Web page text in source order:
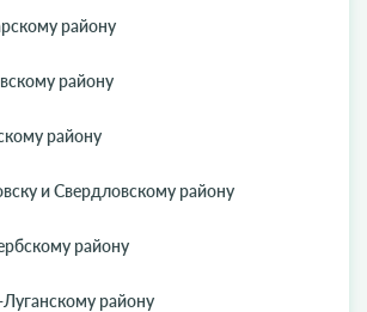
району
району
району
и Свердловскому району
району
району